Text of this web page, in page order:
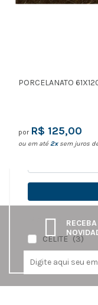
Elétricos(5)
Preço
Marcas
CELITE (3)
PORCELANATO
por R$ 125,00
ou em até2xsem juros